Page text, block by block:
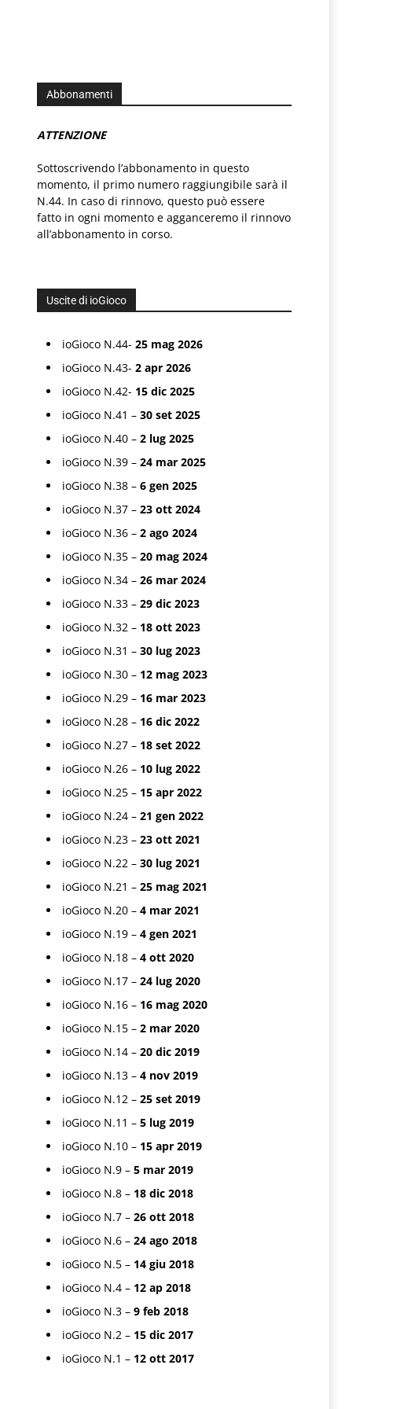
Abbonamenti
ATTENZIONE
Sottoscrivendo l’abbonamento in questo
momento, il primo numero raggiungibile sarà il
N.44. In caso di rinnovo, questo può essere
fatto in ogni momento e agganceremo il rinnovo
all’abbonamento in corso.
Uscite di ioGioco
ioGioco N.44- 25 mag 2026
ioGioco N.43- 2 apr 2026
ioGioco N.42- 15 dic 2025
ioGioco N.41 – 30 set 2025
ioGioco N.40 – 2 lug 2025
ioGioco N.39 – 24 mar 2025
ioGioco N.38 – 6 gen 2025
ioGioco N.37 – 23 ott 2024
ioGioco N.36 – 2 ago 2024
ioGioco N.35 – 20 mag 2024
ioGioco N.34 – 26 mar 2024
ioGioco N.33 – 29 dic 2023
ioGioco N.32 – 18 ott 2023
ioGioco N.31 – 30 lug 2023
ioGioco N.30 – 12 mag 2023
ioGioco N.29 – 16 mar 2023
ioGioco N.28 – 16 dic 2022
ioGioco N.27 – 18 set 2022
ioGioco N.26 – 10 lug 2022
ioGioco N.25 – 15 apr 2022
ioGioco N.24 – 21 gen 2022
ioGioco N.23 – 23 ott 2021
ioGioco N.22 – 30 lug 2021
ioGioco N.21 – 25 mag 2021
ioGioco N.20 – 4 mar 2021
ioGioco N.19 – 4 gen 2021
ioGioco N.18 – 4 ott 2020
ioGioco N.17 – 24 lug 2020
ioGioco N.16 – 16 mag 2020
ioGioco N.15 – 2 mar 2020
ioGioco N.14 – 20 dic 2019
ioGioco N.13 – 4 nov 2019
ioGioco N.12 – 25 set 2019
ioGioco N.11 – 5 lug 2019
ioGioco N.10 – 15 apr 2019
ioGioco N.9 – 5 mar 2019
ioGioco N.8 – 18 dic 2018
ioGioco N.7 – 26 ott 2018
ioGioco N.6 – 24 ago 2018
ioGioco N.5 – 14 giu 2018
ioGioco N.4 – 12 ap 2018
ioGioco N.3 – 9 feb 2018
ioGioco N.2 – 15 dic 2017
ioGioco N.1 – 12 ott 2017